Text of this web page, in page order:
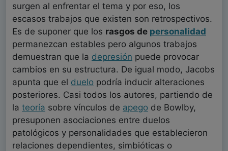
surgen al enfrentar el tema y por eso, los
escasos trabajos que existen son retrospectivos.
Es de suponer que los rasgos de personalidad
permanezcan estables pero algunos trabajos
demuestran que la depresión puede provocar
cambios en su estructura. De igual modo, Jacobs
apunta que el duelo podría inducir alteraciones
posteriores. Casi todos los autores, partiendo de
la teoría sobre vínculos de apego de Bowlby,
presuponen asociaciones entre duelos
patológicos y personalidades que establecieron
relaciones dependientes, simbióticas o